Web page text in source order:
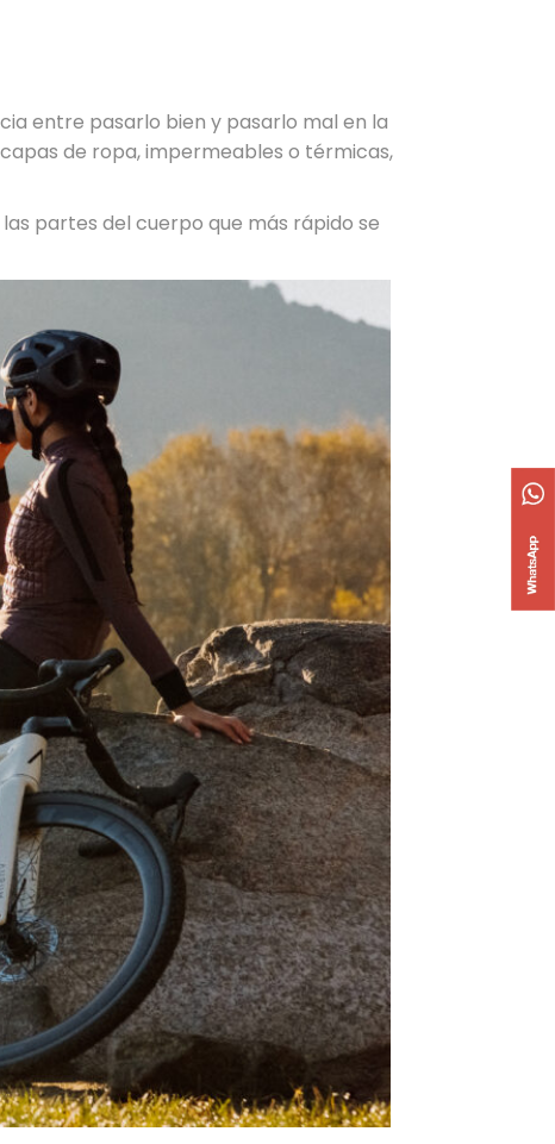
entre pasarlo bien y pasarlo mal en la
de ropa, impermeables o térmicas,
partes del cuerpo que más rápido se